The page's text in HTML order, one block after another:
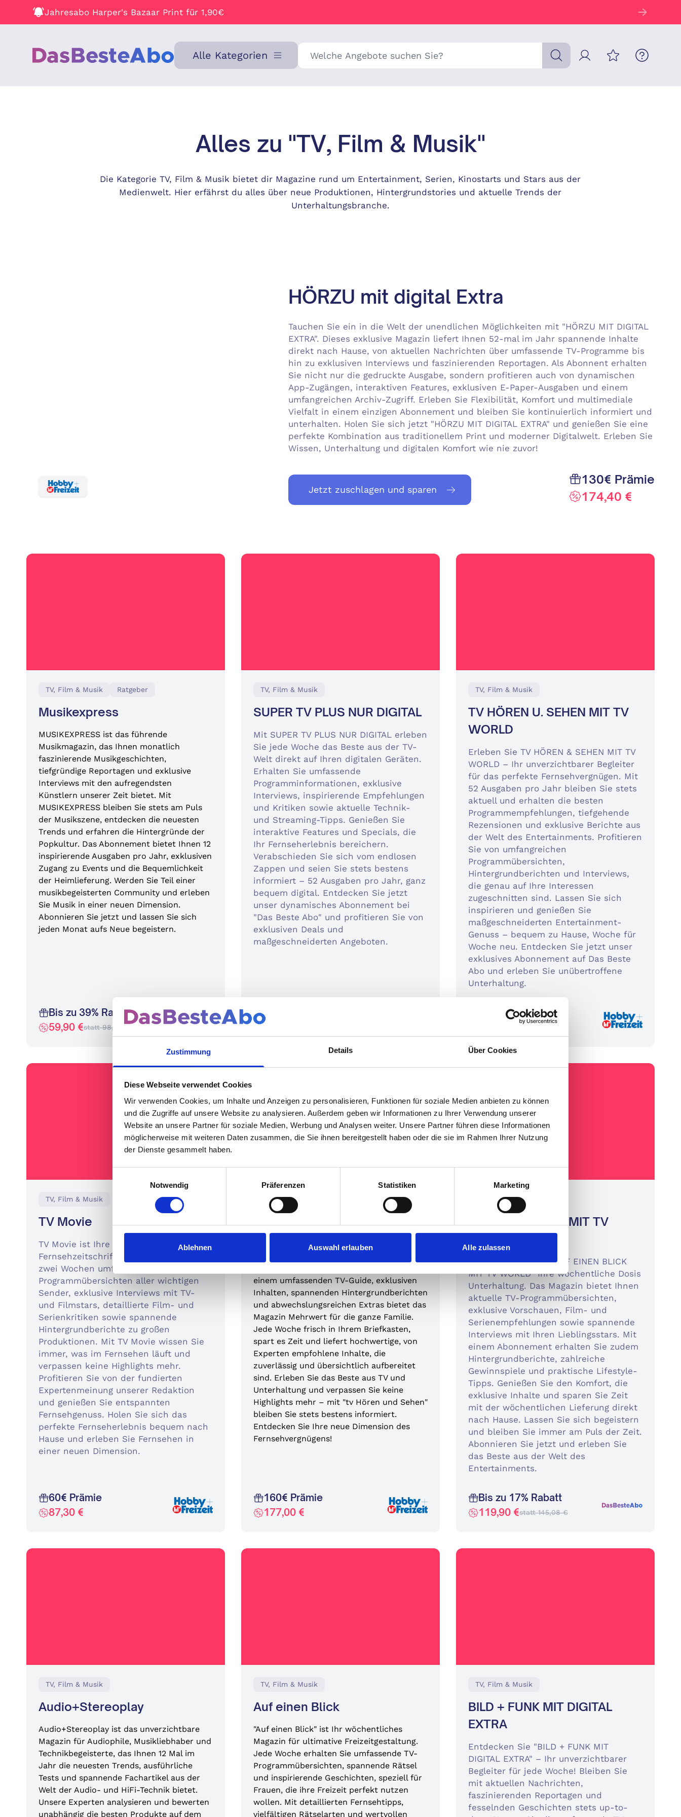
Zustimmung Details Über Cookies
Diese Webseite verwendet Cookies
Wir verwenden Cookies, um Inhalte und Anzeigen zu personalisieren, Funktionen für soziale Medien anbieten zu können
und die Zugriffe auf unsere Website zu analysieren. Außerdem geben wir Informationen zu Ihrer Verwendung unserer
Website an unsere Partner für soziale Medien, Werbung und Analysen weiter. Unsere Partner führen diese Informationen
möglicherweise mit weiteren Daten zusammen, die Sie ihnen bereitgestellt haben oder die sie im Rahmen Ihrer Nutzung
der Dienste gesammelt haben.
Notwendig
Präferenzen Statistiken Marketing
Ablehnen Auswahl erlauben Alle zulassen
Jahresabo Harper's Bazaar Print für 1,90€
Alle Kategorien
Suche
Alles zu "TV, Film & Musik"
Die Kategorie TV, Film & Musik bietet dir Magazine rund um Entertainment, Serien, Kinostarts und Stars aus der
Medienwelt. Hier erfährst du alles über neue Produktionen, Hintergrundstories und aktuelle Trends der
Unterhaltungsbranche.
HÖRZU mit digital Extra
Tauchen Sie ein in die Welt der unendlichen Möglichkeiten mit "HÖRZU MIT DIGITAL
EXTRA". Dieses exklusive Magazin liefert Ihnen 52-mal im Jahr spannende Inhalte
direkt nach Hause, von aktuellen Nachrichten über umfassende TV-Programme bis
hin zu exklusiven Interviews und faszinierenden Reportagen. Als Abonnent erhalten
Sie nicht nur die gedruckte Ausgabe, sondern profitieren auch von dynamischen
App-Zugängen, interaktiven Features, exklusiven E-Paper-Ausgaben und einem
umfangreichen Archiv-Zugriff. Erleben Sie Flexibilität, Komfort und multimediale
Vielfalt in einem einzigen Abonnement und bleiben Sie kontinuierlich informiert und
unterhalten. Holen Sie sich jetzt "HÖRZU MIT DIGITAL EXTRA" und genießen Sie eine
perfekte Kombination aus traditionellem Print und moderner Digitalwelt. Erleben Sie
Wissen, Unterhaltung und digitalen Komfort wie nie zuvor!
Jetzt zuschlagen und sparen
130€ Prämie
174,40 €
TV, Film & Musik Ratgeber
Musikexpress
MUSIKEXPRESS ist das führende
Musikmagazin, das Ihnen monatlich
faszinierende Musikgeschichten,
tiefgründige Reportagen und exklusive
Interviews mit den aufregendsten
Künstlern unserer Zeit bietet. Mit
MUSIKEXPRESS bleiben Sie stets am Puls
der Musikszene, entdecken die neuesten
Trends und erfahren die Hintergründe der
Popkultur. Das Abonnement bietet Ihnen 12
inspirierende Ausgaben pro Jahr, exklusiven
Zugang zu Events und die Bequemlichkeit
der Heimlieferung. Werden Sie Teil einer
musikbegeisterten Community und erleben
Sie Musik in einer neuen Dimension.
Abonnieren Sie jetzt und lassen Sie sich
jeden Monat aufs Neue begeistern.
Bis zu 39% Rabatt
59,90 €statt 98,40 €
TV, Film & Musik
SUPER TV PLUS NUR DIGITAL
Mit SUPER TV PLUS NUR DIGITAL erleben
Sie jede Woche das Beste aus der TV-
Welt direkt auf Ihren digitalen Geräten.
Erhalten Sie umfassende
Programminformationen, exklusive
Interviews, inspirierende Empfehlungen
und Kritiken sowie aktuelle Technik-
und Streaming-Tipps. Genießen Sie
interaktive Features und Specials, die
Ihr Fernseherlebnis bereichern.
Verabschieden Sie sich vom endlosen
Zappen und seien Sie stets bestens
informiert – 52 Ausgaben pro Jahr, ganz
bequem digital. Entdecken Sie jetzt
unser dynamisches Abonnement bei
"Das Beste Abo" und profitieren Sie von
exklusiven Deals und
maßgeschneiderten Angeboten.
Bis zu 44% Rabatt
TV, Film & Musik
TV HÖREN U. SEHEN MIT TV
WORLD
Erleben Sie TV HÖREN & SEHEN MIT TV
WORLD – Ihr unverzichtbarer Begleiter
für das perfekte Fernsehvergnügen. Mit
52 Ausgaben pro Jahr bleiben Sie stets
aktuell und erhalten die besten
Programmempfehlungen, tiefgehende
Rezensionen und exklusive Berichte aus
der Welt des Entertainments. Profitieren
Sie von umfangreichen
Programmübersichten,
Hintergrundberichten und Interviews,
die genau auf Ihre Interessen
zugeschnitten sind. Lassen Sie sich
inspirieren und genießen Sie
maßgeschneiderten Entertainment-
Genuss – bequem zu Hause, Woche für
Woche neu. Entdecken Sie jetzt unser
exklusives Abonnement auf Das Beste
Abo und erleben Sie unübertroffene
Unterhaltung.
160€ Prämie
TV, Film & Musik
TV Movie
TV Movie ist Ihre premium
Fernsehzeitschrift und bietet Ihnen alle
zwei Wochen umfassende
Programmübersichten aller wichtigen
Sender, exklusive Interviews mit TV-
und Filmstars, detaillierte Film- und
Serienkritiken sowie spannende
Hintergrundberichte zu großen
Produktionen. Mit TV Movie wissen Sie
immer, was im Fernsehen läuft und
verpassen keine Highlights mehr.
Profitieren Sie von der fundierten
Expertenmeinung unserer Redaktion
und genießen Sie entspannten
Fernsehgenuss. Holen Sie sich das
perfekte Fernseherlebnis bequem nach
Hause und erleben Sie Fernsehen in
einer neuen Dimension.
60€ Prämie
87,30 €
TV, Film & Musik
tv Hören und Sehen
"tv Hören und Sehen" ist Ihr wöchentlicher
einem umfassenden TV-Guide, exklusiven
Inhalten, spannenden Hintergrundberichten
und abwechslungsreichen Extras bietet das
Magazin Mehrwert für die ganze Familie.
Jede Woche frisch in Ihrem Briefkasten,
spart es Zeit und liefert hochwertige, von
Experten empfohlene Inhalte, die
zuverlässig und übersichtlich aufbereitet
sind. Erleben Sie das Beste aus TV und
Unterhaltung und verpassen Sie keine
Highlights mehr – mit "tv Hören und Sehen"
bleiben Sie stets bestens informiert.
Entdecken Sie Ihre neue Dimension des
Fernsehvergnügens!
160€ Prämie
177,00 €
TV, Film & Musik
AUF EINEN BLICK MIT TV
Entdecken Sie mit "AUF EINEN BLICK
MIT TV WORLD" Ihre wöchentliche Dosis
Unterhaltung. Das Magazin bietet Ihnen
aktuelle TV-Programmübersichten,
exklusive Vorschauen, Film- und
Serienempfehlungen sowie spannende
Interviews mit Ihren Lieblingsstars. Mit
einem Abonnement erhalten Sie zudem
Hintergrundberichte, zahlreiche
Gewinnspiele und praktische Lifestyle-
Tipps. Genießen Sie den Komfort, die
exklusive Inhalte und sparen Sie Zeit
mit der wöchentlichen Lieferung direkt
nach Hause. Lassen Sie sich begeistern
und bleiben Sie immer am Puls der Zeit.
Abonnieren Sie jetzt und erleben Sie
das Beste aus der Welt des
Entertainments.
Bis zu 17% Rabatt
119,90 €statt 145,08 €
TV, Film & Musik
Audio+Stereoplay
Audio+Stereoplay ist das unverzichtbare
Magazin für Audiophile, Musikliebhaber und
Technikbegeisterte, das Ihnen 12 Mal im
Jahr die neuesten Trends, ausführliche
Tests und spannende Fachartikel aus der
Welt der Audio- und HiFi-Technik bietet.
Unsere Experten analysieren und bewerten
unabhängig die besten Produkte auf dem
TV, Film & Musik
Auf einen Blick
"Auf einen Blick" ist Ihr wöchentliches
Magazin für ultimative Freizeitgestaltung.
Jede Woche erhalten Sie umfassende TV-
Programmübersichten, spannende Rätsel
und inspirierende Geschichten, speziell für
Frauen, die ihre Freizeit perfekt nutzen
wollen. Mit detaillierten Fernsehtipps,
vielfältigen Rätselarten und wertvollen
TV, Film & Musik
BILD + FUNK MIT DIGITAL
EXTRA
Entdecken Sie "BILD + FUNK MIT
DIGITAL EXTRA" – Ihr unverzichtbarer
Begleiter für jede Woche! Bleiben Sie
mit aktuellen Nachrichten,
faszinierenden Reportagen und
fesselnden Geschichten stets up-to-